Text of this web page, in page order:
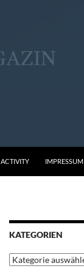
ACTIVITY IMPRESSUM
KATEGORIEN
Kategorien